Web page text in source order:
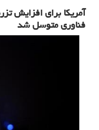
آمریكا برای افزایش
فناوری متوسل شد